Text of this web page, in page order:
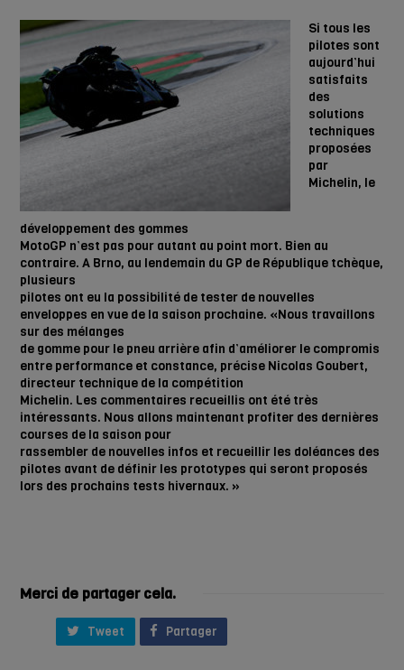
Si tous les
pilotes sont
aujourd’hui
satisfaits
des
solutions
techniques
proposées
par
Michelin, le
développement des gommes
MotoGP n’est pas pour autant au point mort. Bien au
contraire.A Brno, au lendemain du GP de République tchèque,
plusieurs
pilotes ont eu la possibilité de tester de nouvelles
enveloppes en vue de la saison prochaine. «Nous travaillons
sur des mélanges
de gomme pour le pneu arrière afin d’améliorer le compromis
entre performance et constance, précise Nicolas Goubert,
directeur technique de la compétition
Michelin. Les commentaires recueillis ont été très
intéressants. Nous allons maintenant profiter des dernières
courses de la saison pour
rassembler de nouvelles infos et recueillir les doléances des
pilotes avant de définir les prototypes qui seront proposés
lors des prochains tests hivernaux. »
Merci de partager cela.
Tweet Partager